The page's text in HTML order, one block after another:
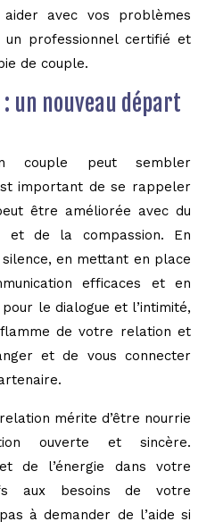
avec vos problèmes
un professionnel certifié et
de couple.
un nouveau départ
couple peut sembler
important de se rappeler
être améliorée avec du
et de la compassion. En
en mettant en place
efficaces et en
le dialogue et l’intimité,
de votre relation et
et de vous connecter
mérite d’être nourrie
ouverte et sincère.
de l’énergie dans votre
aux besoins de votre
à demander de l’aide si